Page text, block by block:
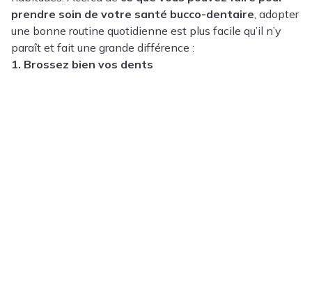
prendre soin de votre santé bucco-dentaire , adopter
une bonne routine quotidienne est plus facile qu’il n’y
paraît et fait une grande différence :
1. Brossez bien vos dents